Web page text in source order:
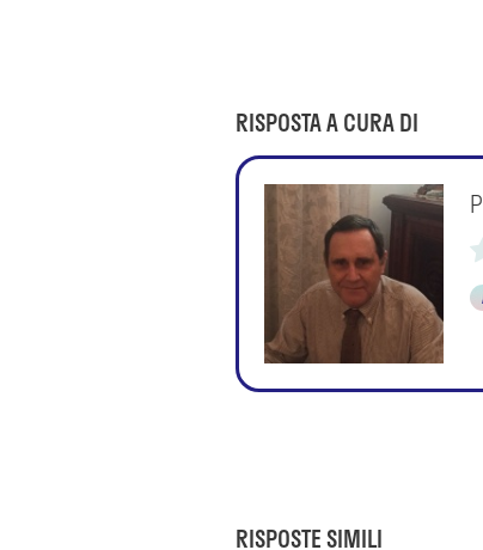
RISPOSTA A CURA DI
RISPOSTE SIMILI